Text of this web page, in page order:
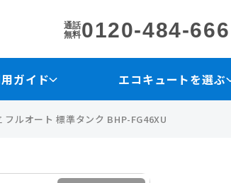
通話
無料0120-484-666
ガイド エコキュートを選ぶ
フルオート 標準タンク BHP-FG46XU